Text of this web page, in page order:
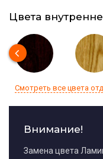
Цвета
Смотреть все цвета
Внимание!
Замена цвета